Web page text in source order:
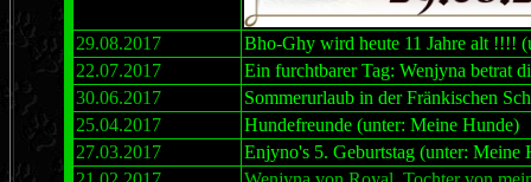
29.08.2017
Bho-Ghy wird heute 11 Jahre alt !!!!
22.07.2017
Ein furchtbarer Tag: Wenjyna betrat
30.06.2017
Sommerurlaub in der Fränkischen
25.04.2017
Hundefreunde (unter: Meine Hunde)
27.03.2017
Enjyno's 5. Geburtstag (unter: Meine